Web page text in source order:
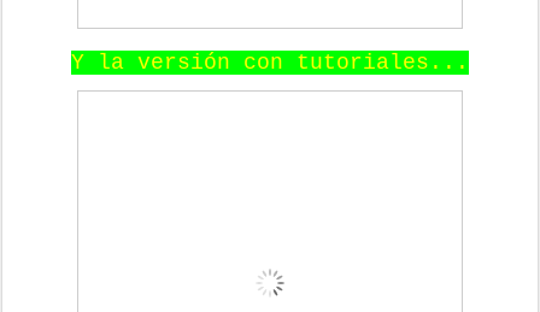
Y la versión con tutoriales...